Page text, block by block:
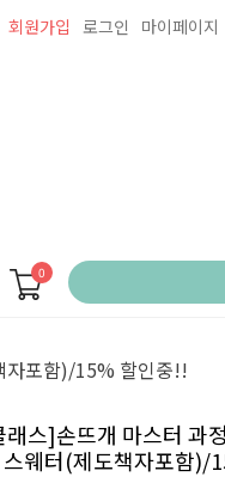
회원가입 로그인 마이페이지
0
자포함)/15% 할인중!!
래스]손뜨개 마스터 과
스웨터(제도책자포함)/